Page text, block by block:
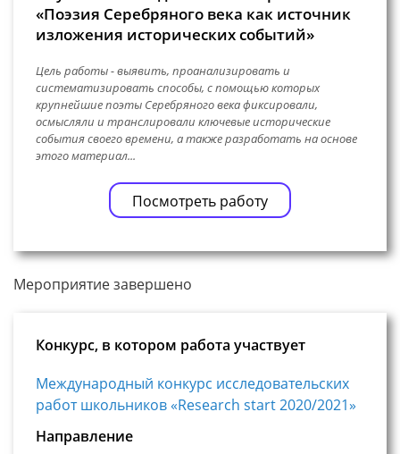
«Поэзия Серебряного века как источник
изложения исторических событий»
Цель работы - выявить, проанализировать и
систематизировать способы, с помощью которых
крупнейшие поэты Серебряного века фиксировали,
осмысляли и транслировали ключевые исторические
события своего времени, а также разработать на основе
этого материал...
Посмотреть работу
Мероприятие завершено
Конкурс, в котором работа участвует
Международный конкурс исследовательских
работ школьников «Research start 2020/2021»
Направление